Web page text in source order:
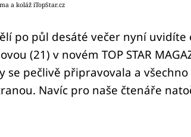
a koláž iTopStar.cz
po půl desáté večer nyní
(21) v novém TOP STAR
se pečlivě připravovala a
Navíc pro naše čtenáře